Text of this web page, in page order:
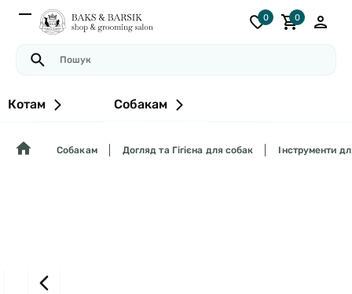
0 0
Котам Собакам
Собакам Догляд та Гігієна для собак Інструменти